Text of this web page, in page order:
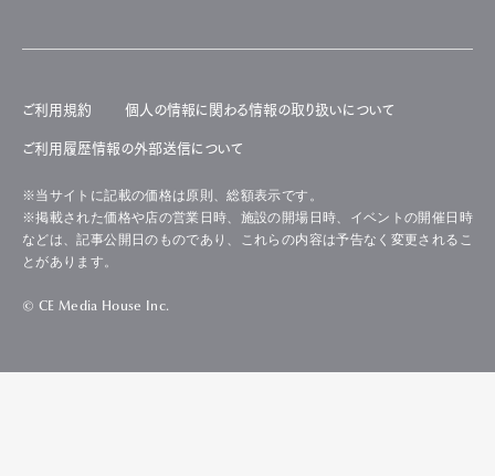
ご利用規約 個人の情報に関わる情報の取り扱いについて
ご利用履歴情報の外部送信について
※当サイトに記載の価格は原則、総額表示です。
※掲載された価格や店の営業日時、施設の開場日時、イベントの開催日時
などは、記事公開日のものであり、これらの内容は予告なく変更されるこ
とがあります。
© CE Media House Inc.